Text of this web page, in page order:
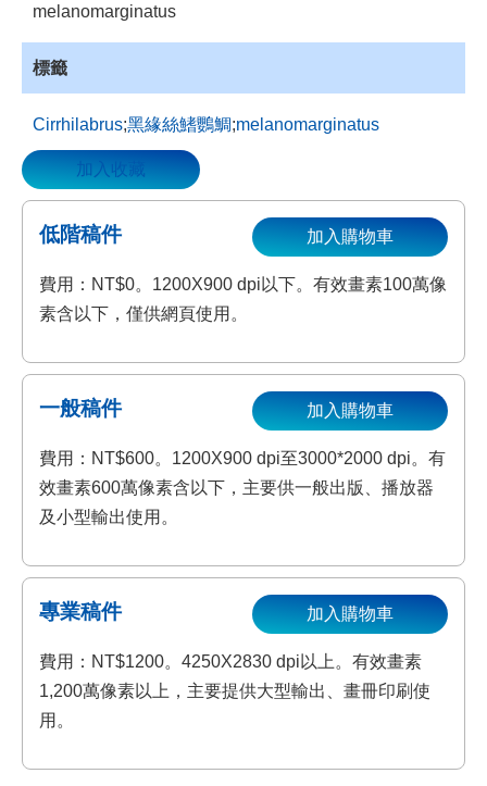
melanomarginatus
標籤
Cirrhilabrus;黑緣絲鰭鸚鯛;melanomarginatus
加入收藏
低階稿件
費用：NT$0。1200X900 dpi以下。有效畫素100萬像
素含以下，僅供網頁使用。
加入購物車
一般稿件
費用：NT$600。1200X900 dpi至3000*2000 dpi。有
效畫素600萬像素含以下，主要供一般出版、播放器
及小型輸出使用。
加入購物車
專業稿件
費用：NT$1200。4250X2830 dpi以上。有效畫素
1,200萬像素以上，主要提供大型輸出、畫冊印刷使
用。
加入購物車